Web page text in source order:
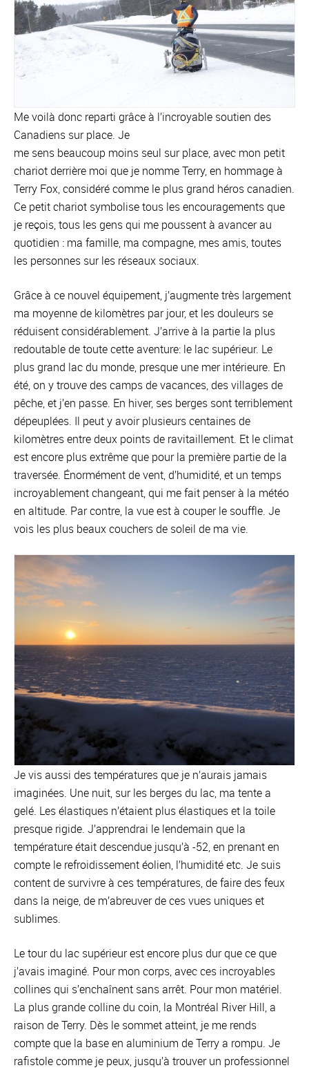
Me voilà donc reparti grâce à l’incroyable soutien des
Canadiens sur place. Je
me sens beaucoup moins seul sur place, avec mon petit
chariot derrière moi que je nomme Terry, en hommage à
Terry Fox, considéré comme le plus grand héros canadien.
Ce petit chariot symbolise tous les encouragements que
je reçois, tous les gens qui me poussent à avancer au
quotidien : ma famille, ma compagne, mes amis, toutes
les personnes sur les réseaux sociaux.
Grâce à ce nouvel équipement, j’augmente très largement
ma moyenne de kilomètres par jour, et les douleurs se
réduisent considérablement. J’arrive à la partie la plus
redoutable de toute cette aventure: le lac supérieur. Le
plus grand lac du monde, presque une mer intérieure. En
été, on y trouve des camps de vacances, des villages de
pêche, et j’en passe. En hiver, ses berges sont terriblement
dépeuplées. Il peut y avoir plusieurs centaines de
kilomètres entre deux points de ravitaillement. Et le climat
est encore plus extrême que pour la première partie de la
traversée. Énormément de vent, d’humidité, et un temps
incroyablement changeant, qui me fait penser à la météo
en altitude. Par contre, la vue est à couper le souffle. Je
vois les plus beaux couchers de soleil de ma vie.
Je vis aussi des températures que je n’aurais jamais
imaginées. Une nuit, sur les berges du lac, ma tente a
gelé. Les élastiques n’étaient plus élastiques et la toile
presque rigide. J’apprendrai le lendemain que la
température était descendue jusqu’à -52, en prenant en
compte le refroidissement éolien, l’humidité etc. Je suis
content de survivre à ces températures, de faire des feux
dans la neige, de m’abreuver de ces vues uniques et
sublimes.
Le tour du lac supérieur est encore plus dur que ce que
j’avais imaginé. Pour mon corps, avec ces incroyables
collines qui s’enchaînent sans arrêt. Pour mon matériel.
La plus grande colline du coin, la Montréal River Hill, a
raison de Terry. Dès le sommet atteint, je me rends
compte que la base en aluminium de Terry a rompu. Je
rafistole comme je peux, jusqu’à trouver un professionnel